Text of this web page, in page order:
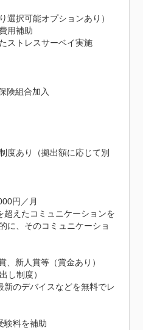
選択可能オプションあり）
用補助
ストレスサーベイ実施
険組合加入
度あり（拠出額に応じて別
円／月
えたコミュニケーションを
に、そのコミュニケーショ
新人賞等（賞金あり）
し制度）
のデバイスなどを無料でレ
験料を補助